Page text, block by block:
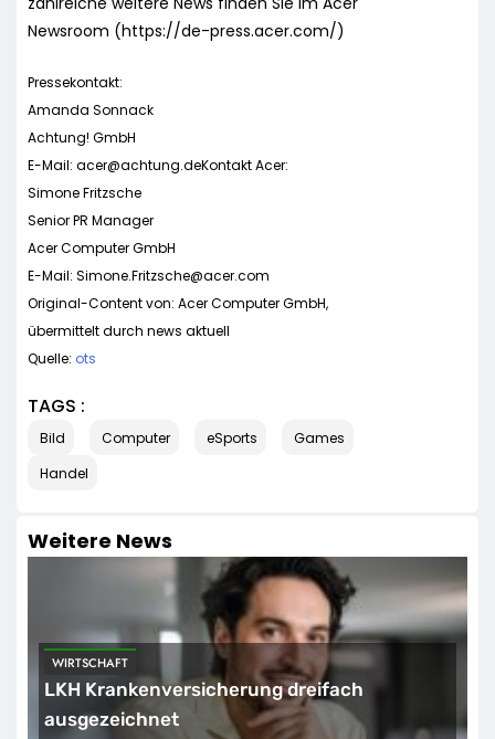
Newsroom (https://de-press.acer.com/)
Pressekontakt:
Amanda Sonnack
Achtung! GmbH
E-Mail: acer@achtung.deKontaktAcer:
Simone Fritzsche
Senior PR Manager
Acer Computer GmbH
E-Mail: Simone.Fritzsche@acer.com
Original-Content von: Acer Computer GmbH,
übermittelt durch news aktuell
Quelle: ots
TAGS :
Bild Computer eSports
Games
Handel
Weitere News
WIRTSCHAFT
LKH Krankenversicherung dreifach
ausgezeichnet